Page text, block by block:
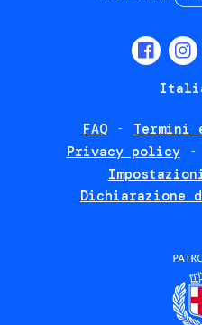
FAQ
Termini
Privacy policy
Dichiarazione